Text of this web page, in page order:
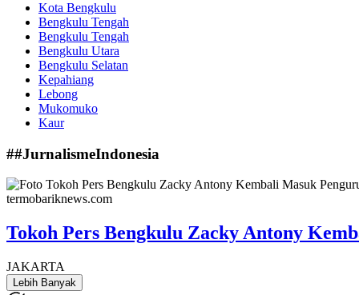
Kota Bengkulu
Bengkulu Tengah
Bengkulu Tengah
Bengkulu Utara
Bengkulu Selatan
Kepahiang
Lebong
Mukomuko
Kaur
##JurnalismeIndonesia
Tokoh Pers Bengkulu Zacky Antony
JAKARTA
Lebih Banyak